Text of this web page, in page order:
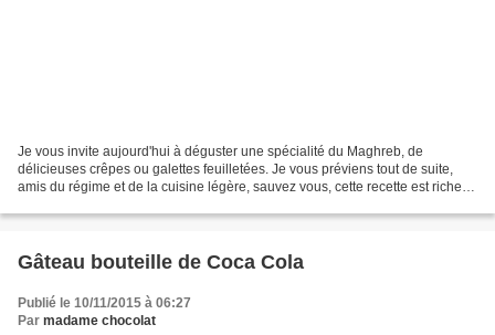
Je vous invite aujourd'hui à déguster une spécialité du Maghreb, de
délicieuses crêpes ou galettes feuilletées. Je vous préviens tout de suite,
amis du régime et de la cuisine légère, sauvez vous, cette recette est riche et
Gâteau bouteille de Coca Cola
Publié le 10/11/2015 à 06:27
Par madame chocolat